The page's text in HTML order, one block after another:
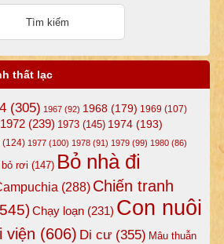
thất lạc
(305) 1967(92) 1968(179) 1969 (107)
1972(239) 1973(145) 1974(193)
(124) 1977(100) 1978(91) 1979(99) 1980(86)
bỏ rơi (147) Bỏ nhà đi
(288) Chiến tranh
Chạy loạn(231) Con nuôi
viện (606) Di cư(355) Mâu thuẫn